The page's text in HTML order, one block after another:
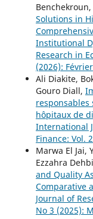
Benchekroun,
Solutions in
Institutional
Research in
(2026): Février
Ali Diakite,
Gouro Diall,
responsables
hôpitaux de
International
Finance: Vol.
Marwa El Jai,
Ezzahra
and Quality
Comparative
Journal of
No 3 (2025):